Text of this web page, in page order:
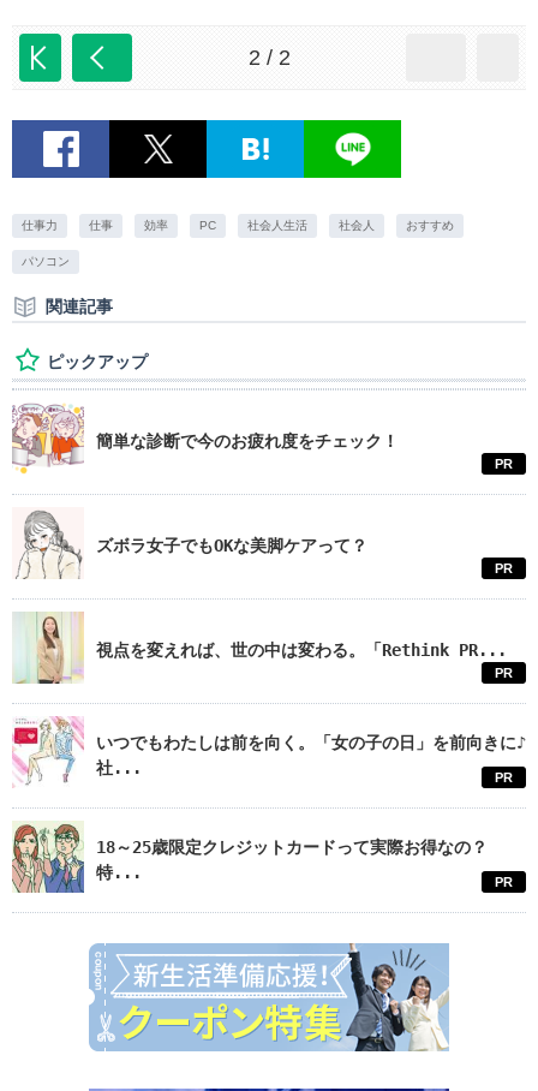
2 / 2
仕事力 仕事 効率 PC 社会人生活 社会人 おすすめ
パソコン
関連記事
ピックアップ
簡単な診断で今のお疲れ度をチェック！
PR
ズボラ女子でもOKな美脚ケアって？
PR
視点を変えれば、世の中は変わる。「Rethink PR...
PR
いつでもわたしは前を向く。「女の子の日」を前向きに♪
社...
PR
18～25歳限定クレジットカードって実際お得なの？
特...
PR